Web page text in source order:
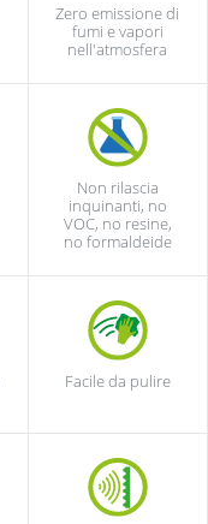
Zero emissione di
fumi e vapori
nell'atmosfera
Non rilascia
inquinanti, no
VOC, no resine,
no formaldeide
Facile da pulire